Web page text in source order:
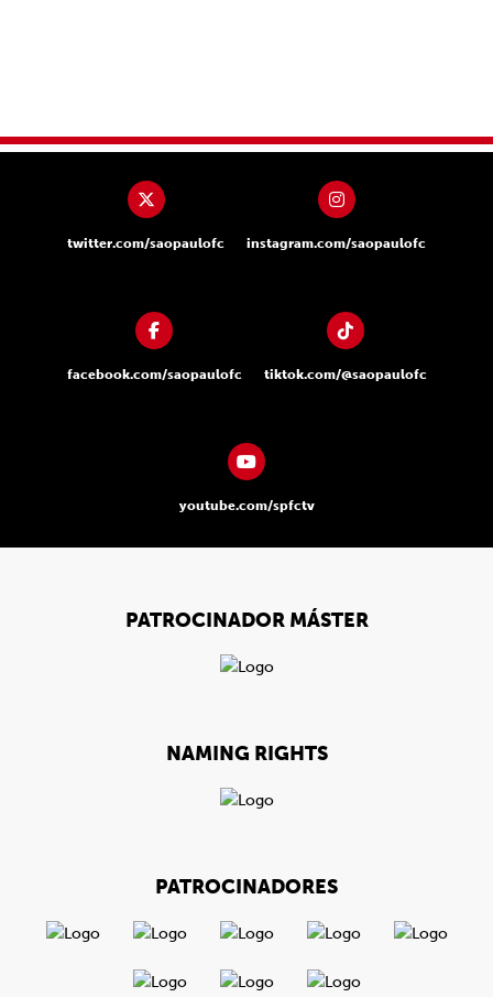
twitter.com/saopaulofc instagram.com/saopaulofc
facebook.com/saopaulofc tiktok.com/@saopaulofc
youtube.com/spfctv
PATROCINADOR MÁSTER
NAMING RIGHTS
PATROCINADORES